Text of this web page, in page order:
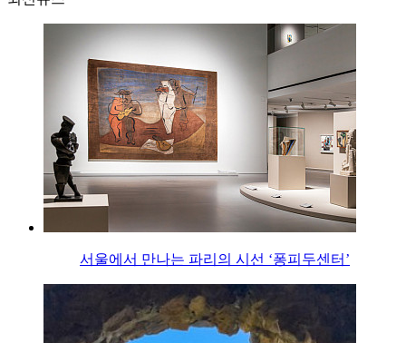
서울에서 만나는 파리의 시선 ‘퐁피두센터’